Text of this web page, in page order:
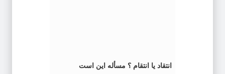
انتقاد یا انتقام ؟ مسأله این است